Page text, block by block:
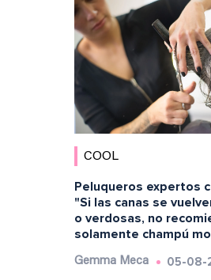
COOL
Peluqueros expertos
"Si las canas se
o verdosas, no
solamente champú
Gemma Meca 05-08-